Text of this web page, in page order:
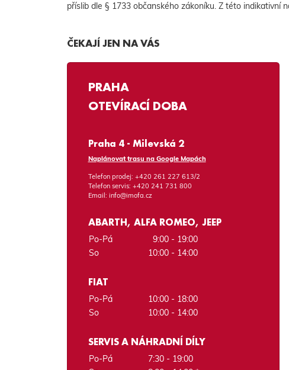
příslib dle § 1733 občanského zákoníku. Z této indikativní
ČEKAJÍ JEN NA VÁS
PRAHA
OTEVÍRACÍ DOBA
Praha 4 - Milevská 2
Naplánovat trasu na Google Mapách
Telefon prodej: +420 261 227 613/2
Telefon servis: +420 241 731 800
Email: info@imofa.cz
ABARTH, ALFA ROMEO, JEEP
Po-Pá
9:00 - 19:00
So
10:00 - 14:00
FIAT
Po-Pá
10:00 - 18:00
So
10:00 - 14:00
SERVIS A NÁHRADNÍ DÍLY
Po-Pá
7:30 - 19:00